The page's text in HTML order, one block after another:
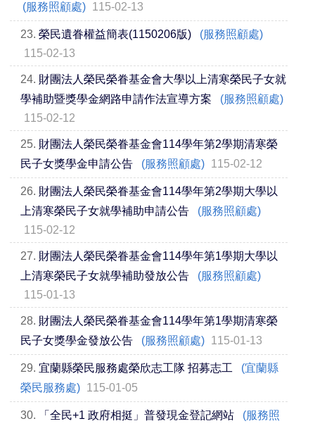
(服務照顧處) 115-02-13
23. 榮民遺眷權益簡表(1150206版)
(服務照顧處)
115-02-13
24. 財團法人榮民榮眷基金會大學以上清寒榮民子女就
學補助暨獎學金網路申請作法宣導方案
(服務照顧處)
115-02-12
25. 財團法人榮民榮眷基金會114學年第2學期清寒榮
民子女獎學金申請公告
(服務照顧處) 115-02-12
26. 財團法人榮民榮眷基金會114學年第2學期大學以
上清寒榮民子女就學補助申請公告
(服務照顧處)
115-02-12
27. 財團法人榮民榮眷基金會114學年第1學期大學以
上清寒榮民子女就學補助發放公告
(服務照顧處)
115-01-13
28. 財團法人榮民榮眷基金會114學年第1學期清寒榮
民子女獎學金發放公告
(服務照顧處) 115-01-13
29. 宜蘭縣榮民服務處榮欣志工隊 招募志工
(宜蘭縣
榮民服務處) 115-01-05
30. 「全民+1 政府相挺」普發現金登記網站
(服務照